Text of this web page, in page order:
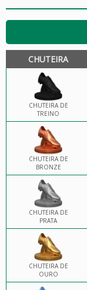
CHUTEIRA
CHUTEIRA DE
TREINO
CHUTEIRA DE
BRONZE
CHUTEIRA DE
PRATA
CHUTEIRA DE
OURO